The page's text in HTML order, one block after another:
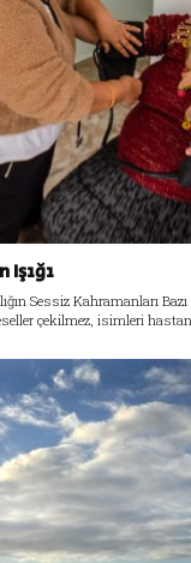
Işığı
Sessiz Kahramanları
çekilmez, isimleri